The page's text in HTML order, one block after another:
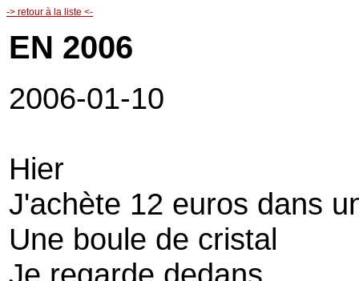
-> retour à la liste <-
EN 2006
2006-01-10
Hier
J'achète 12 euros dans
Une boule de cristal
Je regarde dedans